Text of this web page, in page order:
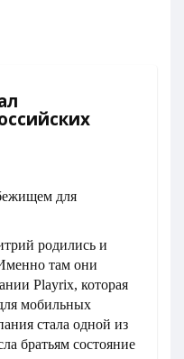
родились и
там они
Playrix, которая
мобильных
стала одной из
братьям состояние